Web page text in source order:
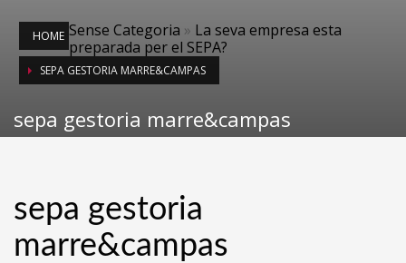
HOME Sense Categoria » La seva empresa esta
preparada per el SEPA?
SEPA GESTORIA MARRE&CAMPAS
sepa gestoria marre&campas
sepa gestoria
marre&campas